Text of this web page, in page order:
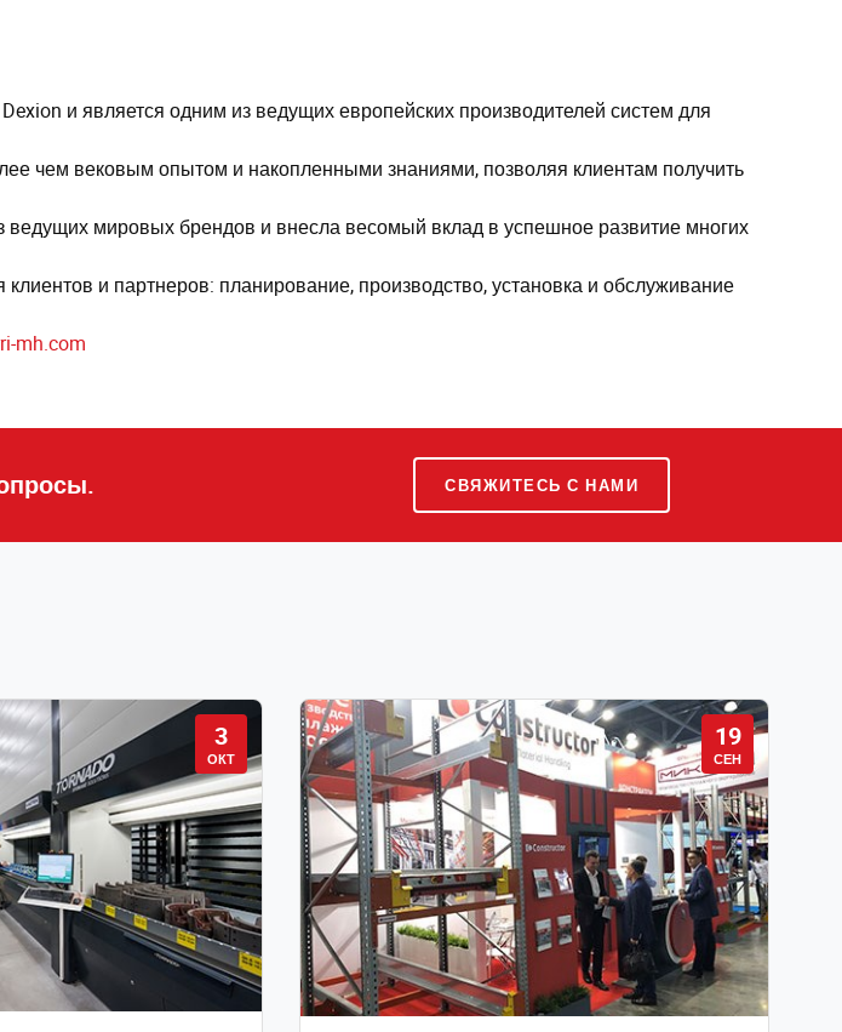
и является одним из ведущих европейских производителей систем для
чем вековым опытом и накопленными знаниями, позволяя клиентам получить
мировых брендов и внесла весомый вклад в успешное развитие многих
и партнеров: планирование, производство, установка и обслуживание
mh.com
СВЯЖИТЕСЬ С НАМИ
3
ОКТ
19
СЕН